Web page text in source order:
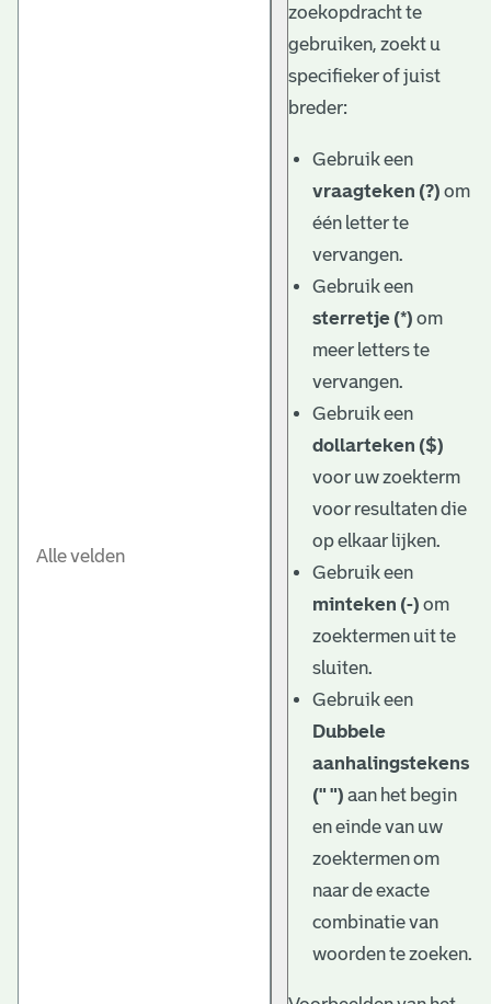
zoekopdracht te
gebruiken, zoekt u
specifieker of juist
breder:
Gebruik een
vraagteken (?) om
één letter te
vervangen.
Gebruik een
sterretje (*) om
meer letters te
vervangen.
Gebruik een
dollarteken ($)
voor uw zoekterm
voor resultaten die
op elkaar lijken.
Gebruik een
minteken (-) om
zoektermen uit te
sluiten.
Gebruik een
Dubbele
aanhalingstekens
(" ") aan het begin
en einde van uw
zoektermen om
naar de exacte
combinatie van
woorden te zoeken.